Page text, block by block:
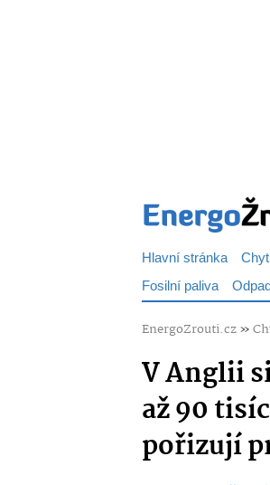
Hlavní stránka
Fosilní paliva
EnergoZrouti.cz»
V Anglii
až 90
pořizují